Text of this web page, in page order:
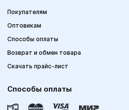
Покупателям
Оптовикам
Способы оплаты
Возврат и обмен товара
Скачать прайс-лист
Способы оплаты